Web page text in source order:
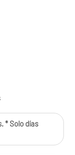
* Solo días